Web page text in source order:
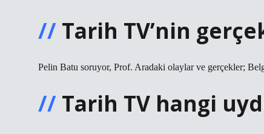
Tarih TV’nin
Pelin Batu soruyor, Prof. Aradaki olaylar ve gerçekler;
Tarih TV hangi